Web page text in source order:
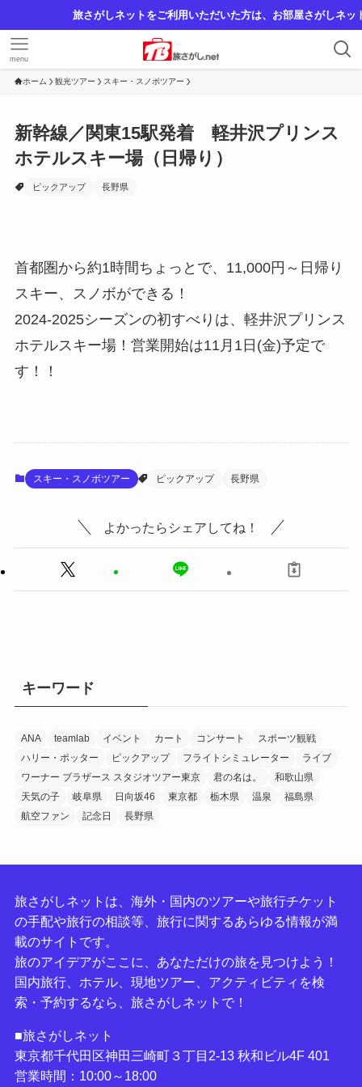
旅さがしネットをご利用いただいた方は、お部屋さがしネ
menu
ホーム 観光ツアー スキー・スノボツアー
新幹線／関東15駅発着 軽井沢プリンス
ホテルスキー場（日帰り）
ピックアップ 長野県
首都圏から約1時間ちょっとで、11,000円～日帰り
スキー、スノボができる！
2024-2025シーズンの初すべりは、軽井沢プリンス
ホテルスキー場！営業開始は11月1日(金)予定で
す！！
スキー・スノボツアー ピックアップ 長野県
よかったらシェアしてね！
キーワード
ANA teamlab イベント カート コンサート
スポーツ観戦
ハリー・ポッター
ピックアップ フライトシミュレーター
ライブ
ワーナー ブラザース スタジオツアー東京
君の名は。
和歌山県
天気の子
岐阜県 日向坂46 東京都 栃木県 温泉
福島県
航空ファン
記念日 長野県
旅さがしネットは、海外・国内のツアーや旅行チケット
の手配や旅行の相談等、旅行に関するあらゆる情報が満
載のサイトです。
旅のアイデアがここに、あなただけの旅を見つけよう！
国内旅行、ホテル、現地ツアー、アクティビティを検
索・予約するなら、旅さがしネットで！
■旅さがしネット
東京都千代田区神田三崎町３丁目2-13 秋和ビル4F 401
営業時間：10:00～18:00